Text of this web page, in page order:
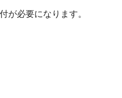
が必要になります。